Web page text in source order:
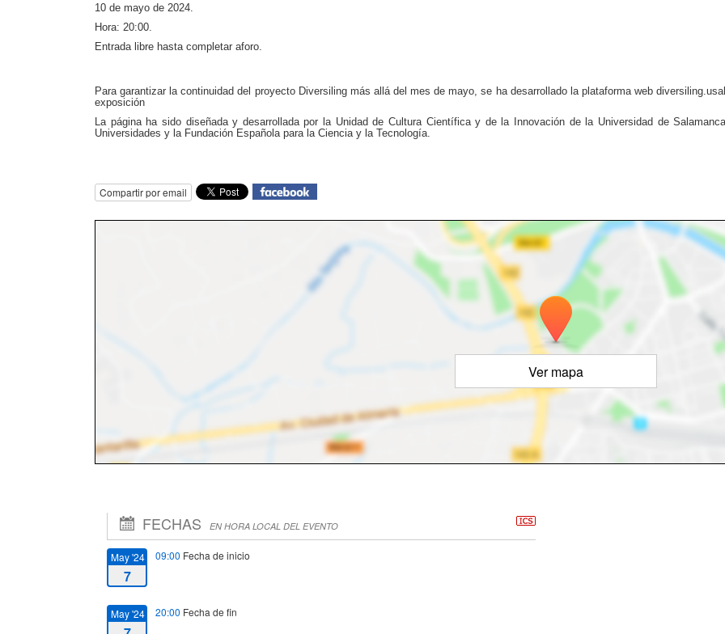
10 de mayo de 2024.
Hora: 20:00.
Entrada libre hasta completar aforo.
Para garantizar la continuidad del proyecto Diversiling más allá del mes de mayo, se ha desarrollado la plataforma web
exposición
La página ha sido diseñada y desarrollada por la Unidad de Cultura Científica y de la Innovación de la Universidad de
Universidades y la Fundación Española para la Ciencia y la Tecnología.
Compartir por email
Ver mapa
FECHAS EN HORA LOCAL DEL EVENTO
May '24
7
09:00 Fecha de inicio
May '24 20:00 Fecha de fin